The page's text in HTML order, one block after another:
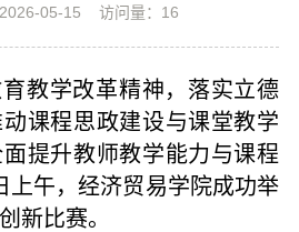
05-15 访问量： 16
教学改革精神，落实立德
课程思政建设与课堂教学
提升教师教学能力与课程
上午，经济贸易学院成功举
新比赛。